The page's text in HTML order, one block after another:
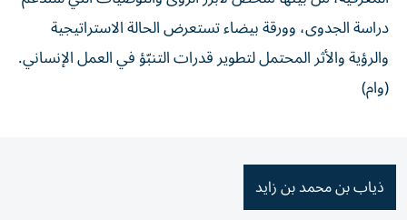
دراسة الجدوى، وورقة بيضاء تستعرض الحالة الاستراتيجية
والرؤية والأثر المحتمل لتطوير قدرات التنبّؤ في العمل الإنساني.
(وام)
ذياب بن محمد بن زايد